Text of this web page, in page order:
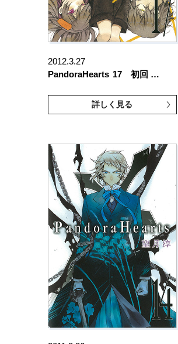
2012.3.27
PandoraHearts 17 初回 …
詳しく見る